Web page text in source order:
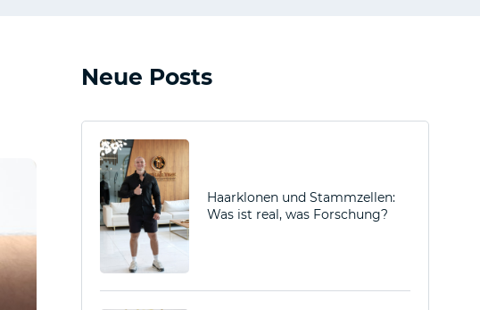
Neue Posts
Haarklonen und Stammzellen:
Was ist real, was Forschung?